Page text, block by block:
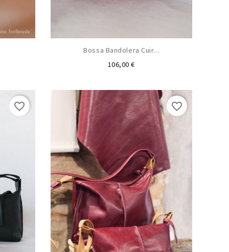
Bossa Bandolera Cuir...
106,00 €Preu
favorite_border favorite_border